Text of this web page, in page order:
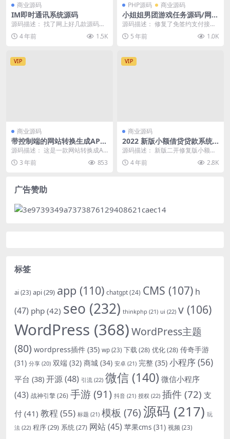
商业源码
IM即时通讯系统源码
源码描述： 找了网上好几款源码文
件不全，试了好久 这款可以亲测 可
搭建 只是搭建...
4 年前 1.5K
PHP源码 商业源码
小姐姐男团游戏任务源码/网游
主播任务威客平台源码/绝地吃
鸡LOL在线下单/带手机端/声
优线上游戏任务系统网站源码
源码描述： 修复了免签约支付接口
及已知问题，带安装教程。 一款基
于thinkPH...
5 年前 1.0K
VIP
商业源码
带控制端的网站转换生成APP
源码+ WebAPP源代码+Flutt
er项目
源码描述： 这是一款网站转换成AP
P的源代码,开发语言使用Flutter,开
发工...3 年前 853
VIP
商业源码
2022 新版小额借贷贷款系统
源码/新增推广APP下载页面/
内附搭建教程
源码描述： 新版二开修复版小额借
贷/贷款源码 新增推广APP下载页
面，源码已进行...
4 年前 2.8K
广告赞助
标签
ai (23) api(29) app (110) chatgpt(24) CMS (107) h
(47) php (42) seo (232) thinkphp (21) ui (22) v (106)
WordPress (368)WordPress主题
(80) wordpress插件 (35) wp (23) 下载(28) 优化(28) 传奇手游
(31) 分享 (20) 双端 (32) 商城 (34) 安卓 (21) 完整 (35) 小程序(56)
平台 (38) 开源(48) 引流 (22) 微信 (140) 微信小程序
(43) 战神引擎(26) 手游(91) 抖音 (21) 授权 (22) 插件 (72) 支
付 (41) 教程 (55) 标题 (21) 模板 (76)源码 (217) 玩
法 (22) 程序(29) 系统(27) 网站(45) 苹果cms (31) 视频 (23)